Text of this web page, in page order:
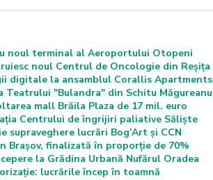
noul terminal al Aeroportului Otopeni
noul Centrul de Oncologie din Reșița
digitale la ansamblul Corallis Apartments
Teatrului "Bulandra" din Schitu Măgureanu
mall Brăila Plaza de 17 mil. euro
Centrului de îngrijiri paliative Săliște
lucrări Bog’Art și CCN
Brașov, finalizată în proporție de 70%
la Grădina Urbană Nufărul Oradea
lucrările încep în toamnă